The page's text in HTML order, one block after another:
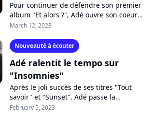
Pour continuer de défendre son premier
album "Et alors ?", Adé ouvre son coeur
sur la ballade "Insomnies". La chanteuse
March 12, 2023
Nouveauté à écouter
Adé ralentit le tempo sur
"Insomnies"
Après le joli succès de ses titres "Tout
savoir" et "Sunset", Adé passe la
troisième avec "Insomnies", nouvel extrait
February 5, 2023